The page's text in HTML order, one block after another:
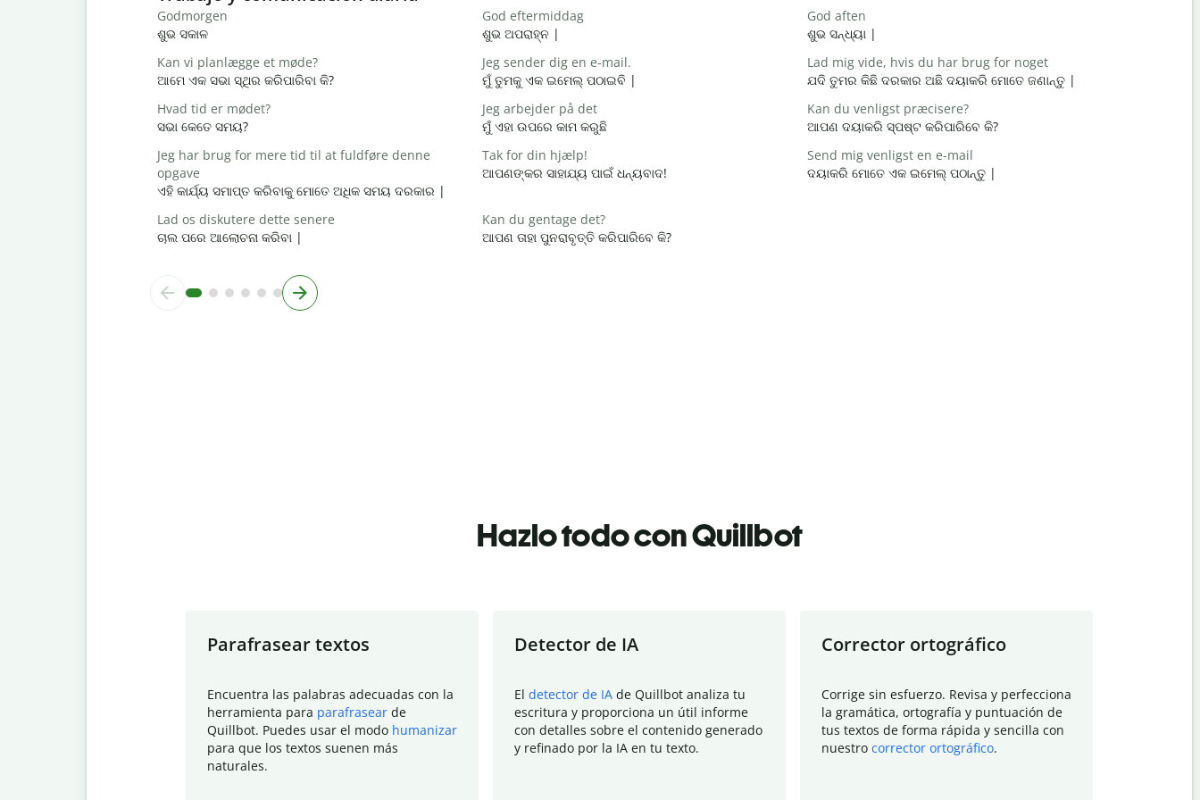
Godmorgen
ଶୁଭ ସକାଳ
God eftermiddag
ଶୁଭ ଅପରାହ୍ନ |
God aften
ଶୁଭ ସନ୍ଧ୍ୟା |
Kan vi planlægge et møde?
ଆମେ ଏକ ସଭା ସ୍ଥିର କରିପାରିବା କି?
Jeg sender dig en e-mail.
ମୁଁ ତୁମକୁ ଏକ ଇମେଲ୍ ପଠାଇବି |
Lad mig vide, hvis du har brug for noget
ଯଦି ତୁମର କିଛି ଦରକାର ଅଛି ଦୟାକରି ମୋତେ ଜଣାନ୍ତୁ |
Hvad tid er mødet?
ସଭା କେତେ ସମୟ?
Jeg arbejder på det
ମୁଁ ଏହା ଉପରେ କାମ କରୁଛି
Kan du venligst præcisere?
ଆପଣ ଦୟାକରି ସ୍ପଷ୍ଟ କରିପାରିବେ କି?
Jeg har brug for mere tid til at fuldføre denne
opgave
ଏହି କାର୍ଯ୍ୟ ସମାପ୍ତ କରିବାକୁ ମୋତେ ଅଧିକ ସମୟ ଦରକାର |
Tak for din hjælp!
ଆପଣଙ୍କର ସାହାଯ୍ୟ ପାଇଁ ଧନ୍ୟବାଦ!
Send mig venligst en e-mail
ଦୟାକରି ମୋତେ ଏକ ଇମେଲ୍ ପଠାନ୍ତୁ |
Lad os diskutere dette senere
ଚାଲ ପରେ ଆଲୋଚନା କରିବା |
Kan du gentage det?
ଆପଣ ତାହା ପୁନରାବୃତ୍ତି କରିପାରିବେ କି?
Hazlo todo con Quillbot
Parafrasear textos
Encuentra las palabras adecuadas con la
herramienta para parafrasear de
Quillbot. Puedes usar el modo humanizar
para que los textos suenen más
naturales.
Detector de IA
El detector de IA de Quillbot analiza tu
escritura y proporciona un útil informe
con detalles sobre el contenido generado
y refinado por la IA en tu texto.
Corrector ortográfico
Corrige sin esfuerzo. Revisa y perfecciona
la gramática, ortografía y puntuación de
tus textos de forma rápida y sencilla con
nuestro corrector ortográfico.